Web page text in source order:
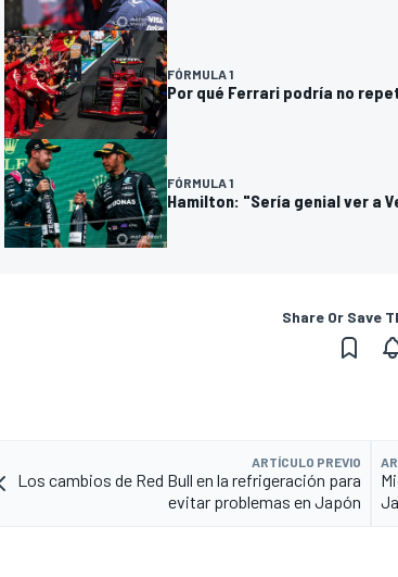
FÓRMULA 1
Por qué Ferrari podría no
FÓRMULA 1
Hamilton: "Sería genial ver a
Share Or Save
ARTÍCULO PREVIO
Los cambios de Red Bull en la refrigeración para
evitar problemas en Japón